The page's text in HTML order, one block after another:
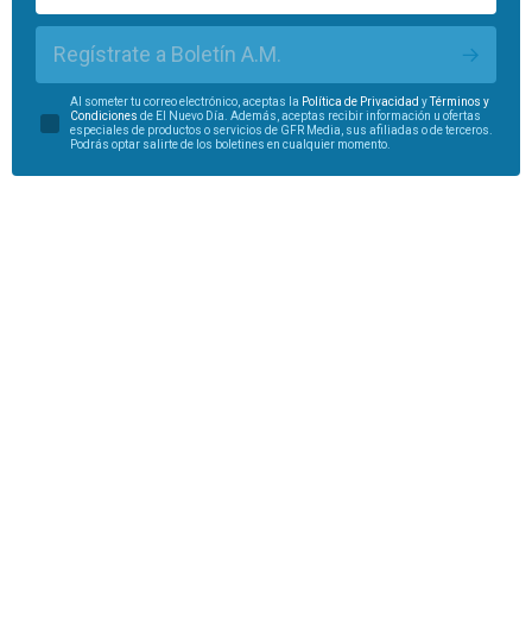
Regístrate a Boletín A.M.
Al someter tu correo electrónico, aceptas la Política de Privacidad yTérminos y
Condiciones de El Nuevo Día. Además, aceptas recibir información u ofertas
especiales de productos o servicios de GFR Media, sus afiliadas o de terceros.
Podrás optar salirte de los boletines en cualquier momento.